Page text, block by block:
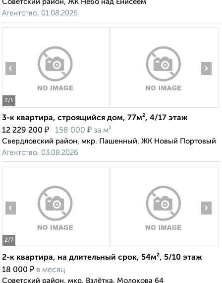
Советский район, ЖК Небо над Енисеем
Агентство, 01.08.2026
2/1
‹ ›
3-к квартира, строящийся дом, 77м², 4/17 этаж
12 229 200 ₽ 158 000 ₽ за м²
Свердловский район, мкр. Пашенный, ЖК Новый Портовый
Агентство, 03.08.2026
2/7
‹ ›
2-к квартира, на длительный срок, 54м², 5/10 этаж
18 000 ₽ в месяц
Советский район, мкр. Взлётка, Молокова 64